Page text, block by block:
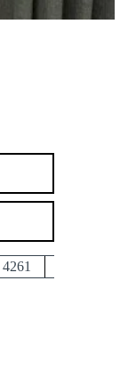
4261